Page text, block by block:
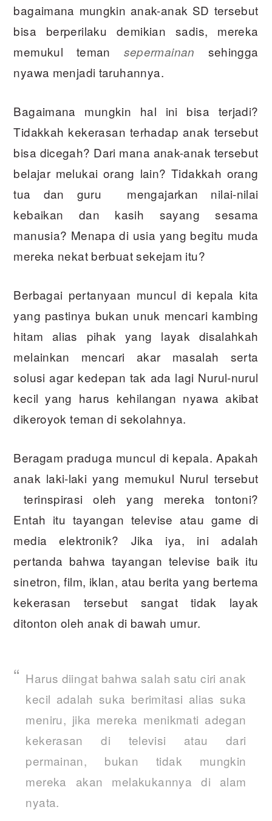
bagaimana mungkin anak-anak SD tersebut
bisa berperilaku demikian sadis, mereka
memukul teman sepermainan sehingga
nyawa menjadi taruhannya.
Bagaimana mungkin hal ini bisa terjadi?
Tidakkah kekerasan terhadap anak tersebut
bisa dicegah? Dari mana anak-anak tersebut
belajar melukai orang lain? Tidakkah orang
tua dan guru mengajarkan nilai-nilai
kebaikan dan kasih sayang sesama
manusia? Menapa di usia yang begitu muda
mereka nekat berbuat sekejam itu?
Berbagai pertanyaan muncul di kepala kita
yang pastinya bukan unuk mencari kambing
hitam alias pihak yang layak disalahkah
melainkan mencari akar masalah serta
solusi agar kedepan tak ada lagi Nurul-nurul
kecil yang harus kehilangan nyawa akibat
dikeroyok teman di sekolahnya.
Beragam praduga muncul di kepala. Apakah
anak laki-laki yang memukul Nurul tersebut
terinspirasi oleh yang mereka tontoni?
Entah itu tayangan televise atau game di
media elektronik? Jika iya, ini adalah
pertanda bahwa tayangan televise baik itu
sinetron, film, iklan, atau berita yang bertema
kekerasan tersebut sangat tidak layak
ditonton oleh anak di bawah umur.
Harus diingat bahwa salah satu ciri anak
kecil adalah suka berimitasi alias suka
meniru, jika mereka menikmati adegan
kekerasan di televisi atau dari
permainan, bukan tidak mungkin
mereka akan melakukannya di alam
nyata.